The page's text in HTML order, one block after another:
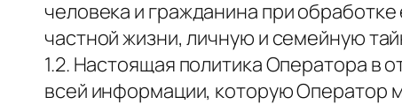
человека и гражданина при
частной жизни, личную и семейную
1.2. Настоящая политика Оператора в
всей информации, которую Оператор